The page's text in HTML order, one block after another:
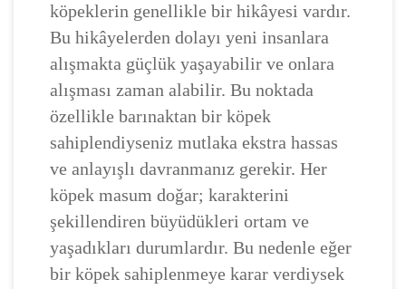
köpeklerin genellikle bir hikâyesi vardır.
Bu hikâyelerden dolayı yeni insanlara
alışmakta güçlük yaşayabilir ve onlara
alışması zaman alabilir. Bu noktada
özellikle barınaktan bir köpek
sahiplendiyseniz mutlaka ekstra hassas
ve anlayışlı davranmanız gerekir. Her
köpek masum doğar; karakterini
şekillendiren büyüdükleri ortam ve
yaşadıkları durumlardır. Bu nedenle eğer
bir köpek sahiplenmeye karar verdiysek